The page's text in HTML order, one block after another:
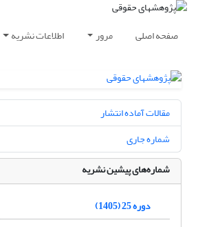
صفحه اصلی مرور اطلاعات نشریه
مقالات آماده انتشار
شماره جاری
شماره‌های پیشین نشریه
دوره 25 (1405)